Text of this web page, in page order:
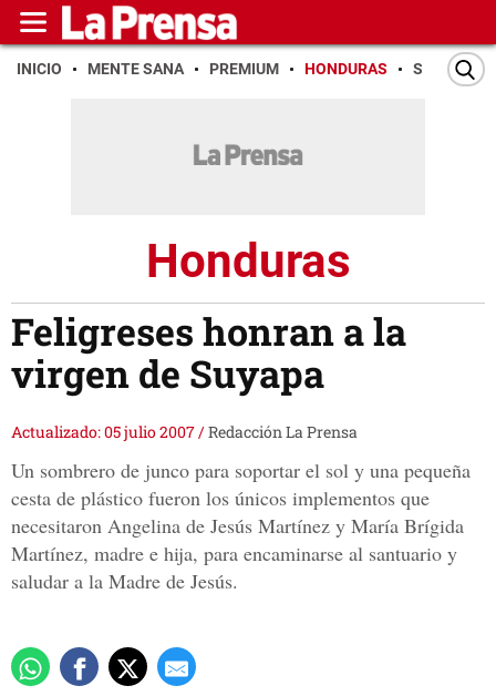
INICIO MENTE SANA PREMIUM HONDURAS SAN PEDRO
Honduras
Feligreses honran a la
virgen de Suyapa
Actualizado: 05 julio 2007/Redacción La Prensa
Un sombrero de junco para soportar el sol y una pequeña
cesta de plástico fueron los únicos implementos que
necesitaron Angelina de Jesús Martínez y María Brígida
Martínez, madre e hija, para encaminarse al santuario y
saludar a la Madre de Jesús.